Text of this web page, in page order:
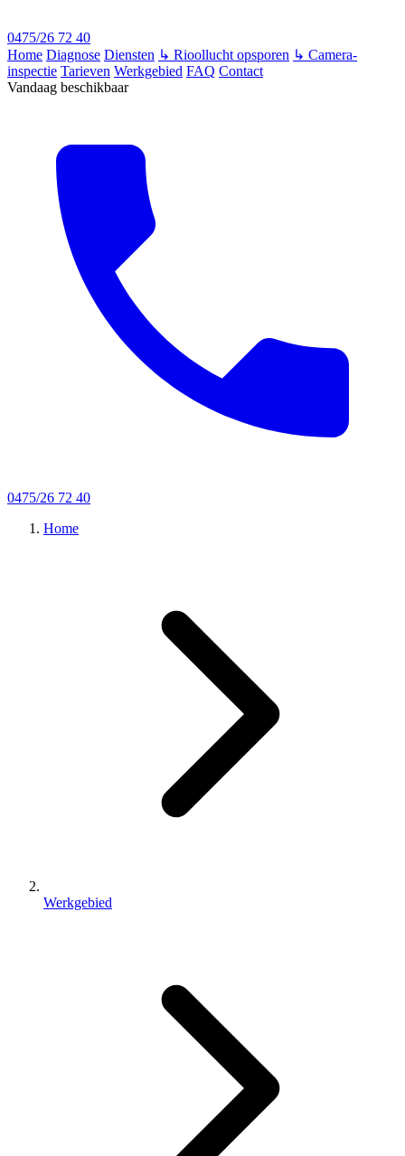
0475/26 72 40
Home Diagnose Diensten ↳ Rioollucht opsporen ↳ Camera-
inspectie Tarieven Werkgebied FAQ Contact
Vandaag beschikbaar
0475/26 72 40
Home
Werkgebied